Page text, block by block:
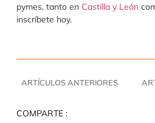
pymes, tanto en Castilla y León
inscríbete hoy.
ARTÍCULOS ANTERIORES
COMPARTE :